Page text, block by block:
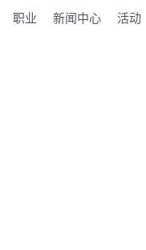
职业 新闻中心 活动